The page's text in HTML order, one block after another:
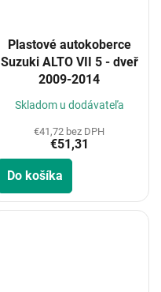
Plastové autokoberce
Suzuki ALTO VII 5 - dveř
2009-2014
Skladom u dodávateľa
€41,72 bez DPH
€51,31
Do košíka